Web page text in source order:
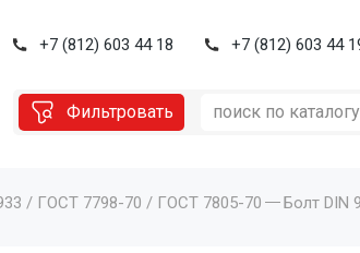
+7 (812) 603 44 18 +7 (812) 603 44
Фильтровать
/ ГОСТ 7798-70 / ГОСТ 7805-70 Болт DIN